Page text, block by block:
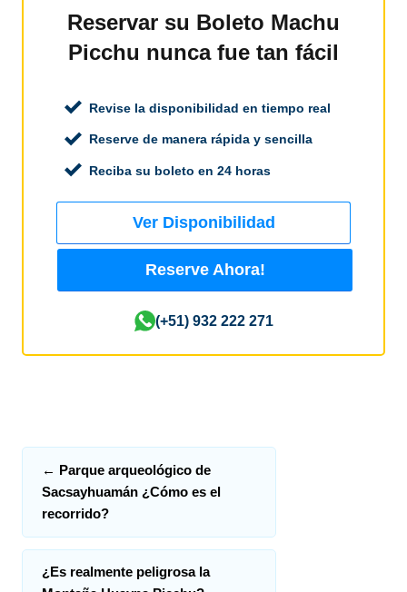
Reservar su Boleto Machu
Picchu nunca fue tan fácil
Revise la disponibilidad en tiempo real
Reserve de manera rápida y sencilla
Reciba su boleto en 24 horas
Ver Disponibilidad
Reserve Ahora!
(+51) 932 222 271
← Parque arqueológico de
Sacsayhuamán ¿Cómo es el
recorrido?
¿Es realmente peligrosa la